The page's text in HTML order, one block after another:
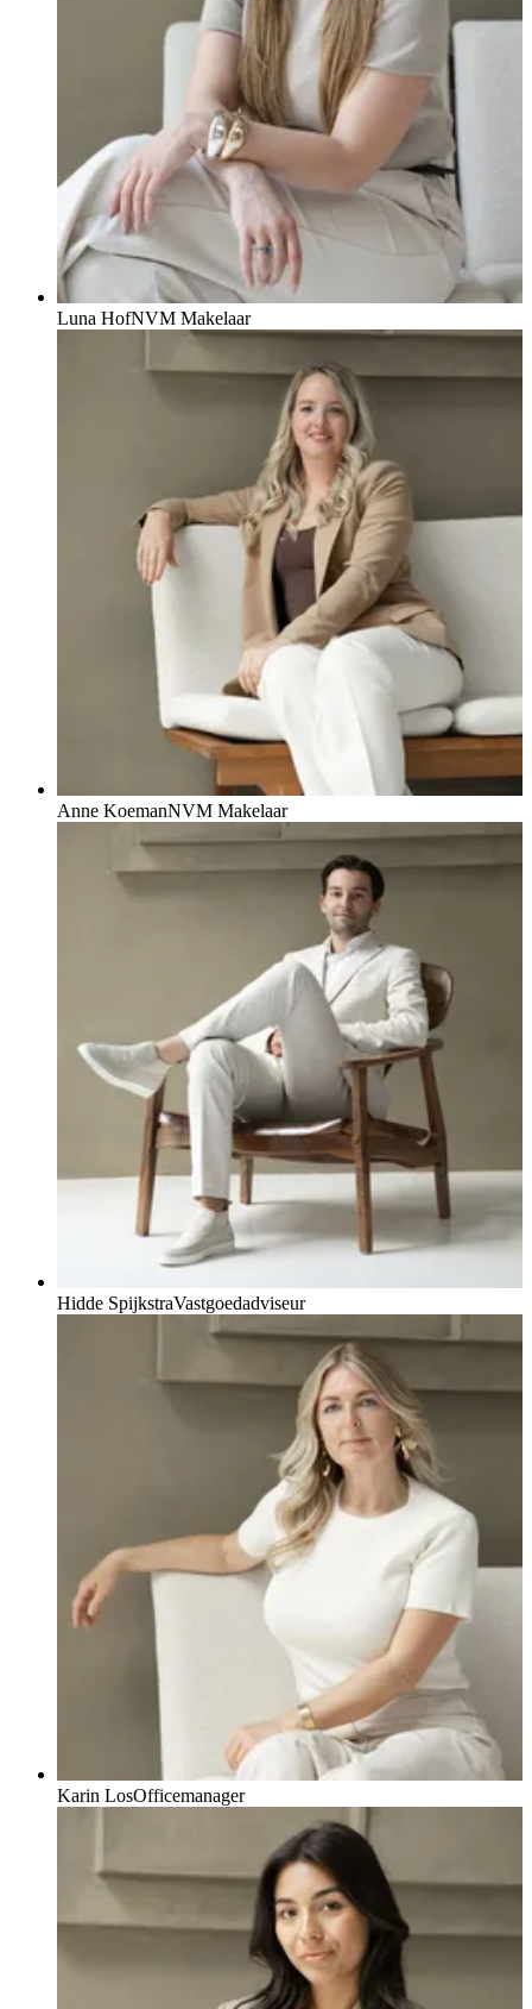
Luna HofNVM Makelaar
Anne KoemanNVM Makelaar
Hidde SpijkstraVastgoedadviseur
Karin LosOfficemanager